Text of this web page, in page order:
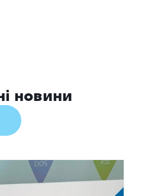
новини